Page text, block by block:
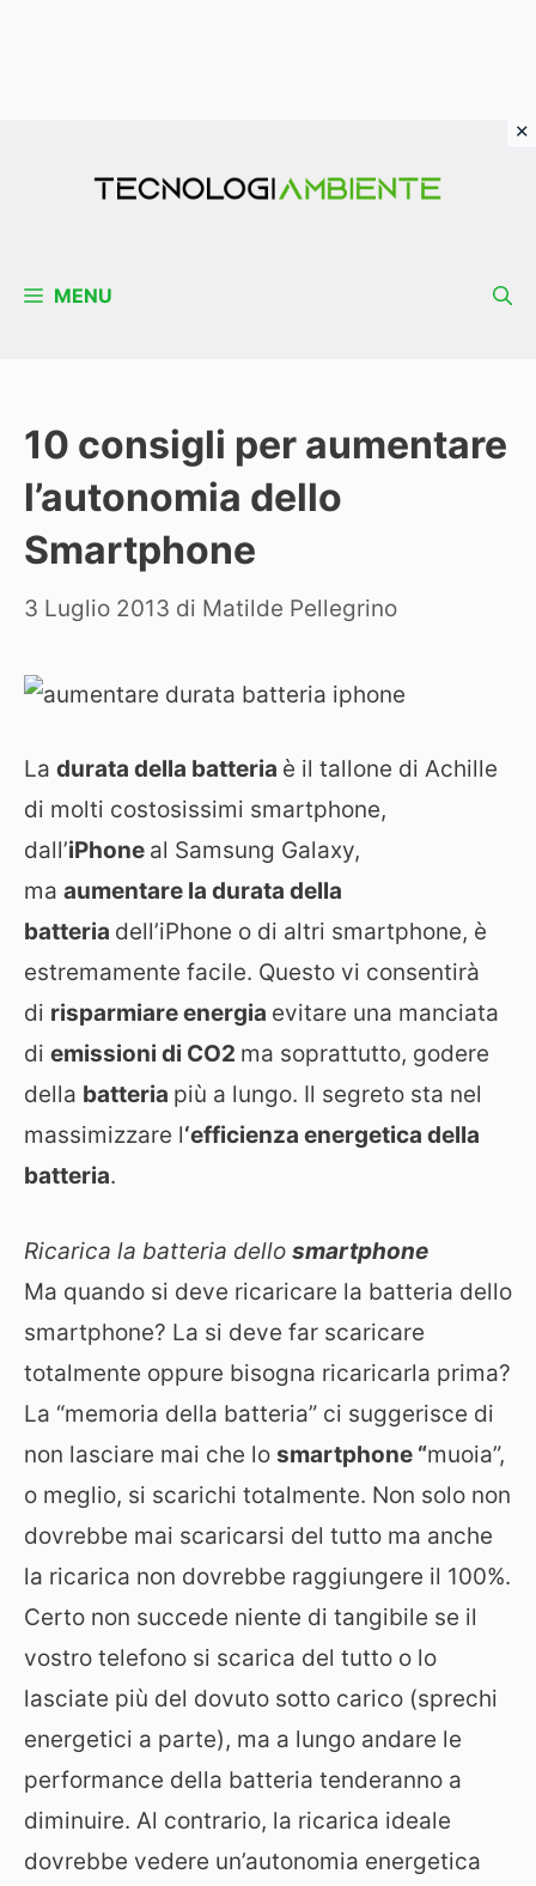
MENU
10 consigli per aumentare
l’autonomia dello
Smartphone
3 Luglio 2013 di Matilde Pellegrino
La durata della batteria è il tallone di Achille
di molti costosissimi smartphone,
dall’iPhone al Samsung Galaxy,
ma aumentare la durata della
batteria dell’iPhone o di altri smartphone, è
estremamente facile. Questo vi consentirà
di risparmiare energia evitare una manciata
di emissioni di CO2 ma soprattutto, godere
della batteria più a lungo. Il segreto sta nel
massimizzare l‘efficienza energetica della
batteria.
Ricarica la batteria dello smartphone
Ma quando si deve ricaricare la batteria dello
smartphone? La si deve far scaricare
totalmente oppure bisogna ricaricarla prima?
La “memoria della batteria” ci suggerisce di
non lasciare mai che lo smartphone “muoia”,
o meglio, si scarichi totalmente. Non solo non
dovrebbe mai scaricarsi del tutto ma anche
la ricarica non dovrebbe raggiungere il 100%.
Certo non succede niente di tangibile se il
vostro telefono si scarica del tutto o lo
lasciate più del dovuto sotto carico (sprechi
energetici a parte), ma a lungo andare le
performance della batteria tenderanno a
diminuire. Al contrario, la ricarica ideale
dovrebbe vedere un’autonomia energetica